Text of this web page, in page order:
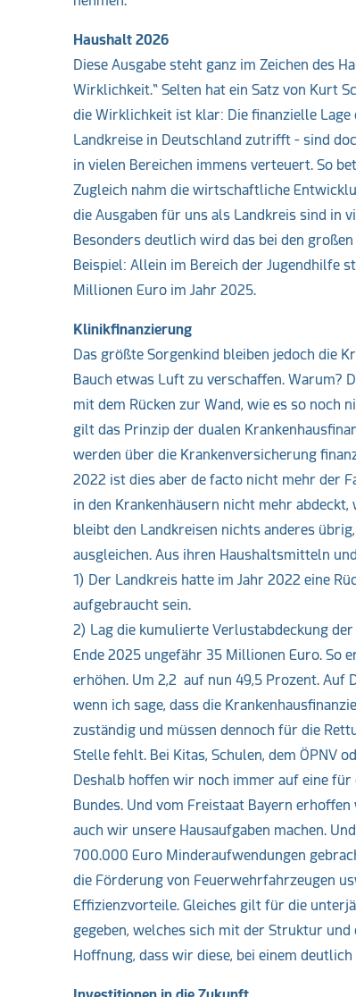
Haushalt 2026
Diese Ausgabe steht ganz im Zeichen des
Wirklichkeit.“ Selten hat ein Satz von Kurt
die Wirklichkeit ist klar: Die finanzielle
Landkreise in Deutschland zutrifft - sind
in vielen Bereichen immens verteuert. So
Zugleich nahm die wirtschaftliche
die Ausgaben für uns als Landkreis sind in
Besonders deutlich wird das bei den großen
Beispiel: Allein im Bereich der Jugendhilfe
Millionen Euro im Jahr 2025.
Klinikfinanzierung
Das größte Sorgenkind bleiben jedoch die
Bauch etwas Luft zu verschaffen. Warum?
mit dem Rücken zur Wand, wie es so noch
gilt das Prinzip der dualen
werden über die Krankenversicherung
2022 ist dies aber de facto nicht mehr der
in den Krankenhäusern nicht mehr
bleibt den Landkreisen nichts anderes
ausgleichen. Aus ihren Haushaltsmitteln
1) Der Landkreis hatte im Jahr 2022 eine
aufgebraucht sein.
2) Lag die kumulierte Verlustabdeckung
Ende 2025 ungefähr 35 Millionen Euro. So
erhöhen. Um 2,2 auf nun 49,5 Prozent. Auf
wenn ich sage, dass die
zuständig und müssen dennoch für die
Stelle fehlt. Bei Kitas, Schulen, dem ÖPNV
Deshalb hoffen wir noch immer auf eine
Bundes. Und vom Freistaat Bayern
auch wir unsere Hausaufgaben machen.
700.000 Euro Minderaufwendungen
die Förderung von Feuerwehrfahrzeugen
Effizienzvorteile. Gleiches gilt für die
gegeben, welches sich mit der Struktur
Hoffnung, dass wir diese, bei einem